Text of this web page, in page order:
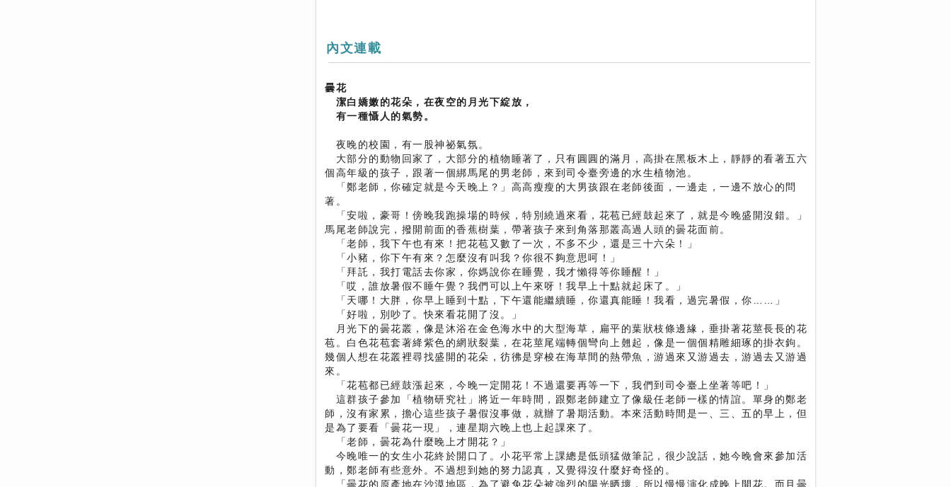
內文連載
曇花
潔白嬌嫩的花朵，在夜空的月光下綻放，
有一種懾人的氣勢。
夜晚的校園，有一股神祕氣氛。
大部分的動物回家了，大部分的植物睡著了，只有圓圓的滿月，高掛在黑板木上，靜靜的看著五六
個高年級的孩子，跟著一個綁馬尾的男老師，來到司令臺旁邊的水生植物池。
「鄭老師，你確定就是今天晚上？」高高瘦瘦的大男孩跟在老師後面，一邊走，一邊不放心的問
著。
「安啦，豪哥！傍晚我跑操場的時候，特別繞過來看，花苞已經鼓起來了，就是今晚盛開沒錯。」
馬尾老師說完，撥開前面的香蕉樹葉，帶著孩子來到角落那叢高過人頭的曇花面前。
「老師，我下午也有來！把花苞又數了一次，不多不少，還是三十六朵！」
「小豬，你下午有來？怎麼沒有叫我？你很不夠意思呵！」
「拜託，我打電話去你家，你媽說你在睡覺，我才懶得等你睡醒！」
「哎，誰放暑假不睡午覺？我們可以上午來呀！我早上十點就起床了。」
「天哪！大胖，你早上睡到十點，下午還能繼續睡，你還真能睡！我看，過完暑假，你……」
「好啦，別吵了。快來看花開了沒。」
月光下的曇花叢，像是沐浴在金色海水中的大型海草，扁平的葉狀枝條邊緣，垂掛著花莖長長的花
苞。白色花苞套著絳紫色的網狀裂葉，在花莖尾端轉個彎向上翹起，像是一個個精雕細琢的掛衣鉤。
幾個人想在花叢裡尋找盛開的花朵，彷彿是穿梭在海草間的熱帶魚，游過來又游過去，游過去又游過
來。
「花苞都已經鼓漲起來，今晚一定開花！不過還要再等一下，我們到司令臺上坐著等吧！」
這群孩子參加「植物研究社」將近一年時間，跟鄭老師建立了像級任老師一樣的情誼。單身的鄭老
師，沒有家累，擔心這些孩子暑假沒事做，就辦了暑期活動。本來活動時間是一、三、五的早上，但
是為了要看「曇花一現」，連星期六晚上也上起課來了。
「老師，曇花為什麼晚上才開花？」
今晚唯一的女生小花終於開口了。小花平常上課總是低頭猛做筆記，很少說話，她今晚會來參加活
動，鄭老師有些意外。不過想到她的努力認真，又覺得沒什麼好奇怪的。
「曇花的原產地在沙漠地區，為了避免花朵被強烈的陽光晒壞，所以慢慢演化成晚上開花。而且曇